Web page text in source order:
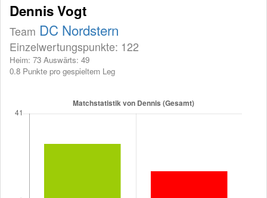
Dennis Vogt
Team DC Nordstern
Einzelwertungspunkte: 122
Heim: 73 Auswärts: 49
0.8 Punkte pro gespieltem Leg